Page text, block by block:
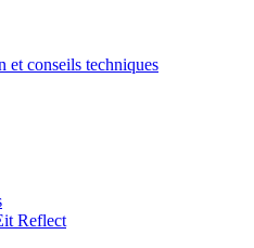
et conseils techniques
Reflect